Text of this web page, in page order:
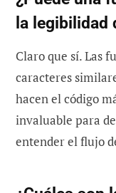
la legibilidad
Claro que sí. Las
caracteres similares
hacen el código
invaluable para
entender el flujo